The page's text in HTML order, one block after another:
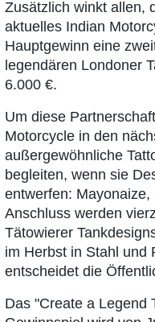
Zusätzlich winkt allen,
aktuelles Indian
Hauptgewinn eine
legendären Londoner
6.000 €.
Um diese
Motorcycle in den
außergewöhnliche
begleiten, wenn sie
entwerfen:
Anschluss werden
Tätowierer
im Herbst in Stahl und
entscheidet die
Das "Create a Legend